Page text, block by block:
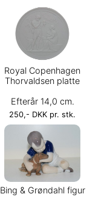
Royal Copenhagen
Thorvaldsen platte
Efterår 14,0 cm.
250,- DKK pr. stk.
Bing & Grøndahl figur